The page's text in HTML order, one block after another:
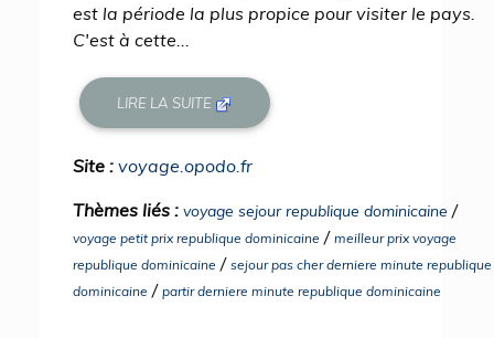
est la période la plus propice pour visiter le pays.
C'est à cette...
LIRE LA SUITE
Site : voyage.opodo.fr
Thèmes liés : voyage sejour republique dominicaine /
voyage petit prix republique dominicaine / meilleur prix voyage
republique dominicaine / sejour pas cher derniere minute republique
dominicaine / partir derniere minute republique dominicaine